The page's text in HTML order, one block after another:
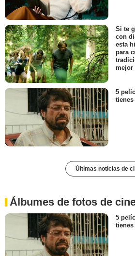
Si te
con
esta
para
mejor
5
tienes
Últimas noticias de
Álbumes de fotos de
5
tienes